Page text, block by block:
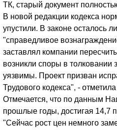
ТК, старый документ
В новой редакции кодекса
упустили. В законе осталось
"справедливое
заставлял компании
возникли споры в толковании
уязвимы. Проект призван
Трудового кодекса", -
Отмечается, что по данным
прошлые годы, достигая 14,7
"Сейчас рост цен немного